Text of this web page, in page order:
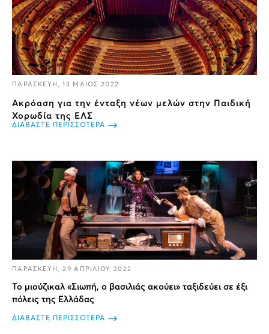
ΠΑΡΑΣΚΕΥΗ, 13 ΜΑΙΟΣ 2022
Ακρόαση για την ένταξη νέων μελών στην Παιδική
Χορωδία της ΕΛΣ
ΔΙΑΒΑΣΤΕ ΠΕΡΙΣΣΟΤΕΡΑ
ΠΑΡΑΣΚΕΥΗ, 29 ΑΠΡΙΛΙΟΥ 2022
Το μιούζικαλ «Σιωπή, ο βασιλιάς ακούει» ταξιδεύει σε έξι
πόλεις της Ελλάδας
ΔΙΑΒΑΣΤΕ ΠΕΡΙΣΣΟΤΕΡΑ